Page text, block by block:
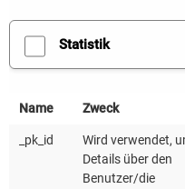
Daten von Dritt-
FORMULAR ZU
WÄRMEPLANUNG
317 KB | PDF
Statistik
Name Zweck
_pk_id
Wird verwendet,
Details über den
Benutzer/die